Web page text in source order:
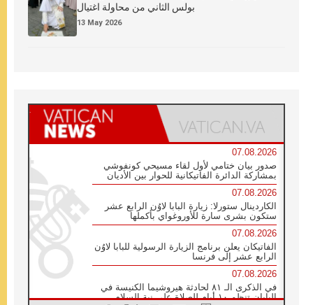
بولس الثاني من محاولة اغتيال
13 May 2026
07.08.2026
صدور بيان ختامي لأول لقاء مسيحي كونفوشي
بمشاركة الدائرة الفاتيكانية للحوار بين الأديان
07.08.2026
الكاردينال ستورلا: زيارة البابا لاوُن الرابع عشر
ستكون بشرى سارة للأوروغواي بأكملها
07.08.2026
الفاتيكان يعلن برنامج الزيارة الرسولية للبابا لاوُن
الرابع عشر إلى فرنسا
07.08.2026
في الذكرى الـ ٨١ لحادثة هيروشيما الكنيسة في
اليابان تنظم ١٠ أيام للصلاة على نية السلام